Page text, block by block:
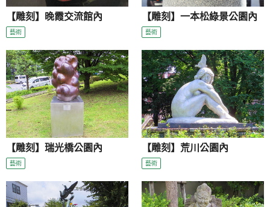
【雕刻】晚霞交流館內
藝術
【雕刻】一本松綠景公園內
藝術
【雕刻】瑞光橋公園內
藝術
【雕刻】荒川公園內
藝術